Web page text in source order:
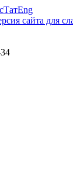
ТатEng